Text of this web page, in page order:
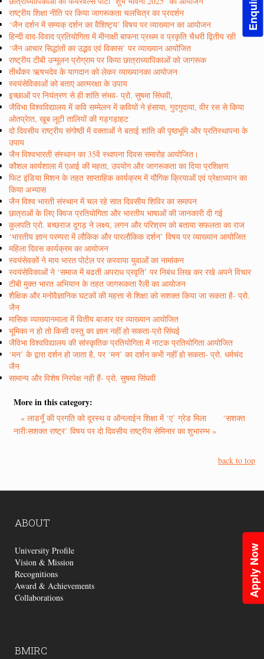
Apply Now
राष्ट्रीय शिक्षा नीति पर किया जागरूकता चलचित्र का प्रदर्शन
‘जैन दर्शन में सम्यक् दर्शन का वैशिष्ट्य’ विषय पर व्याख्यान का आयोजन
हिन्दी वाद-विवाद प्रतियोगिता में मीनाक्षी बाफना प्रथम व प्रकृति चैधरी द्वितीय रही
‘जैन आचार सिद्धांतों का उद्भव एवं विकास’ पर व्याख्यान आयोजित
राष्ट्रीय टीबी उन्मूलन प्रोग्राम पर किया छात्राध्यापिकाओं को जागरूक
तीर्थंकर ऋषभदेव के यागदान को लेकर व्याख्यानका आयोजन
स्वयंसेविकाओं को बताए आत्मरक्षा के उपाय
इच्छाओं पर नियंत्रण से ही शांति संभव- प्रो. सुषमा सिंघवी,
जैविभा विश्वविद्यालय में कवि सम्मेलन में कवियों ने हंसाया, गुदगुदाया, वीर रस से किया
ओतप्रेात, खूब लूटी तालियों की गड़गड़ाहट
दो दिवसीय राष्ट्रीय संगोष्ठी में वक्ताओं ने बताई शांति की पृष्ठभूमि और प्रतिस्थापना के
उपाय
जैन विश्वभारती संस्थान का 35वें स्थापना दिवस समारोह आयोजित।
कौशल कार्यशाला में एआई की महता, उपयोग और जागरूकता का दिया प्रशिक्षण
फिट इंडिया मिशन के तहत साप्ताहिक कार्यक्रम में यौगिक क्रियाओं एवं प्रेक्षाध्यान का
किया अभ्यास
जैन विश्व भारती संस्थान में चल रहे सात दिवसीय शिविर का समापन
छात्राओं के लिए क्विज प्रतियोगिता और भारतीय भाषाओं की जानकारी दी गई
कुलपति प्रो. बच्छराज दूगड़ ने लक्ष्य, लगन और परिश्रम को बताया सफलता का राज
‘भारतीय ज्ञान परम्परा में लौकिक और पारलौकिक दर्शन’ विषय पर व्याख्यान आयोजित
महिला दिवस कार्यक्रम का आयोजन
स्वयंसेवकों ने माय भारत पोर्टल पर करवाया युवाओं का नामांकन
स्वयंसेविकाओं ने ‘समाज में बढती अपराध प्रवृति’ पर निबंध लिख कर रखे अपने विचार
टीबी मुक्त भारत अभियान के तहत जागरूकता रैली का आयोजन
शैक्षिक और मनोवैज्ञानिक घटकों की महत्ता से शिक्षा को सशक्त किया जा सकता है- प्रो.
जैन
मासिक व्याख्यानमाला में वितीय बाजार पर व्याख्यान आयोजित
भूमिका न हो तो किसी वस्तु का ज्ञान नहीं हो सकता-प्रो सिंघई
जैविभा विश्वविद्यालय की सांस्कृतिक प्रतियोगिता में नाटक प्रतियोगिता आयोजित
‘मन’ के द्वारा दर्शन हो जाता है, पर ‘मन’ का दर्शन कभी नहीं हो सकता- प्रो. धर्मचंद
जैन
सामान्य और विशेष निरपेक्ष नही हैं- प्रो. सुषमा सिंघवी
More in this category:
« लाडनूँ की प्रगति को दूरस्थ व ऑनलाईन शिक्षा में ‘ए’ ग्रेड मिला
‘सशक्त
नारीःसशक्त राष्ट्र’ विषय पर दो दिवसीय राष्ट्रीय सेमिनार का शुभारम्भ »
back to top
ABOUT
University Profile
Vision & Mission
Recognitions
Award & Achievements
Collaborations
BMIRC